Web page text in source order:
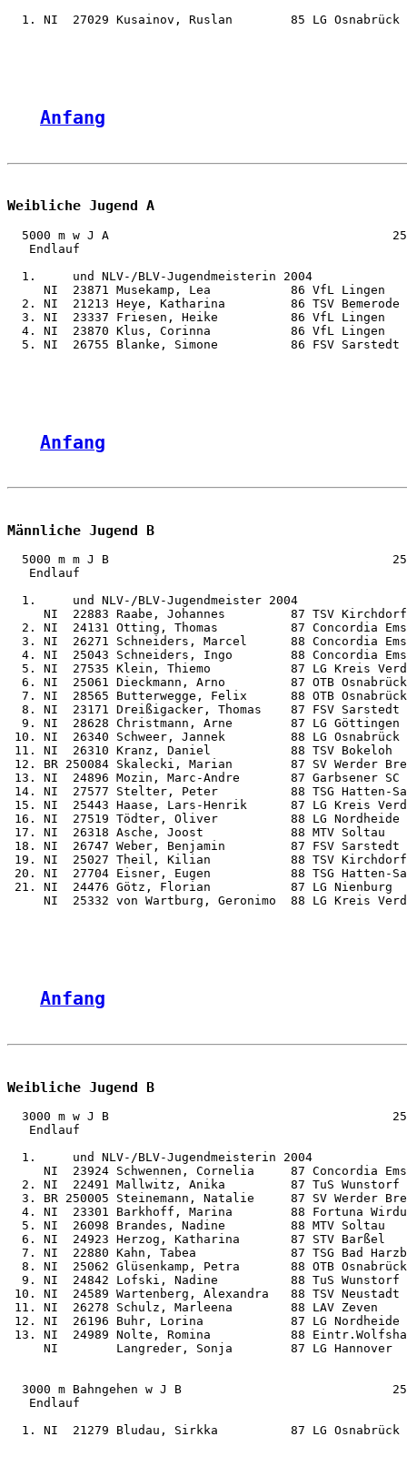
1. NI  27029 Kusainov, Ruslan        85 LG Osnabrück
Anfang
Weibliche Jugend A
5000 m w J A
   Endlauf
  1.     und NLV-/BLV-Jugendmeisterin 2004
NI  23871 Musekamp, Lea           86 VfL Lingen
2. NI  21213 Heye, Katharina         86 TSV Bemerode
3. NI  23337 Friesen, Heike          86 VfL Lingen
4. NI  23870 Klus, Corinna           86 VfL Lingen
5. NI  26755 Blanke, Simone          86 FSV Sarstedt
Anfang
Männliche Jugend B
5000 m m J B
   Endlauf
  1.     und NLV-/BLV-Jugendmeister 2004
NI  22883 Raabe, Johannes         87 TSV
2. NI  24131 Otting, Thomas          87 Concordia
3. NI  26271 Schneiders, Marcel      88 Concordia
4. NI  25043 Schneiders, Ingo        88 Concordia
5. NI  27535 Klein, Thiemo           87 LG Kreis
6. NI  25061 Dieckmann, Arno         87 OTB
7. NI  28565 Butterwegge, Felix      88 OTB
8. NI  23171 Dreißigacker, Thomas    87 FSV Sarstedt
9. NI  28628 Christmann, Arne        87 LG Göttingen
10. NI  26340 Schweer, Jannek         88 LG
11. NI  26310 Kranz, Daniel           88 TSV
12. BR 250084 Skalecki, Marian        87 SV Werder
13. NI  24896 Mozin, Marc-Andre       87 Garbsener
14. NI  27577 Stelter, Peter          88 TSG Hatten-
15. NI  25443 Haase, Lars-Henrik      87 LG Kreis
16. NI  27519 Tödter, Oliver          88 LG
17. NI  26318 Asche, Joost            88 MTV
18. NI  26747 Weber, Benjamin         87 FSV
19. NI  25027 Theil, Kilian           88 TSV
20. NI  27704 Eisner, Eugen           88 TSG Hatten-
21. NI  24476 Götz, Florian           87 LG
NI  25332 von Wartburg, Geronimo  88 LG Kreis
Anfang
Weibliche Jugend B
3000 m w J B
   Endlauf
  1.     und NLV-/BLV-Jugendmeisterin 2004
NI  23924 Schwennen, Cornelia     87 Concordia
2. NI  22491 Mallwitz, Anika         87 TuS Wunstorf
3. BR 250005 Steinemann, Natalie     87 SV Werder
4. NI  23301 Barkhoff, Marina        88 Fortuna
5. NI  26098 Brandes, Nadine         88 MTV Soltau
6. NI  24923 Herzog, Katharina       87 STV Barßel
7. NI  22880 Kahn, Tabea             87 TSG Bad
8. NI  25062 Glüsenkamp, Petra       88 OTB
9. NI  24842 Lofski, Nadine          88 TuS Wunstorf
10. NI  24589 Wartenberg, Alexandra   88 TSV
11. NI  26278 Schulz, Marleena        88 LAV
12. NI  26196 Buhr, Lorina            87 LG
13. NI  24989 Nolte, Romina           88
NI        Langreder, Sonja        87 LG Hannover
3000 m Bahngehen w J B
   Endlauf
1. NI  21279 Bludau, Sirkka          87 LG Osnabrück